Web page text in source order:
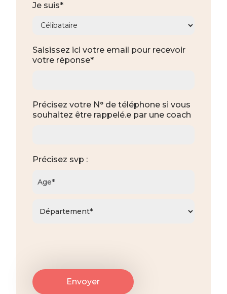
Je suis*
Saisissez ici votre email pour recevoir
votre réponse*
Précisez votre N° de téléphone si vous
souhaitez être rappelé.e par une coach
Précisez svp :